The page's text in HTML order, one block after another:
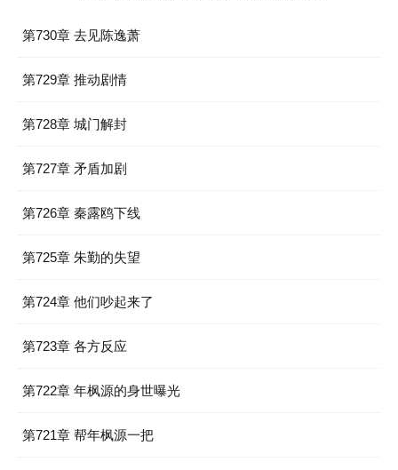
第730章 去见陈逸萧
第729章 推动剧情
第728章 城门解封
第727章 矛盾加剧
第726章 秦露鸥下线
第725章 朱勤的失望
第724章 他们吵起来了
第723章 各方反应
第722章 年枫源的身世曝光
第721章 帮年枫源一把